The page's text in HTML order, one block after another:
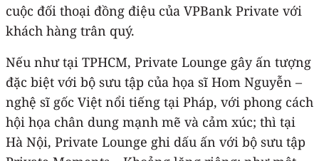
cuộc đối thoại đồng điệu của VPBank Private với
khách hàng trân quý.
Nếu như tại TPHCM, Private Lounge gây ấn tượng
đặc biệt với bộ sưu tập của họa sĩ Hom Nguyễn –
nghệ sĩ gốc Việt nổi tiếng tại Pháp, với phong cách
hội họa chân dung mạnh mẽ và cảm xúc; thì tại
Hà Nội, Private Lounge ghi dấu ấn với bộ sưu tập